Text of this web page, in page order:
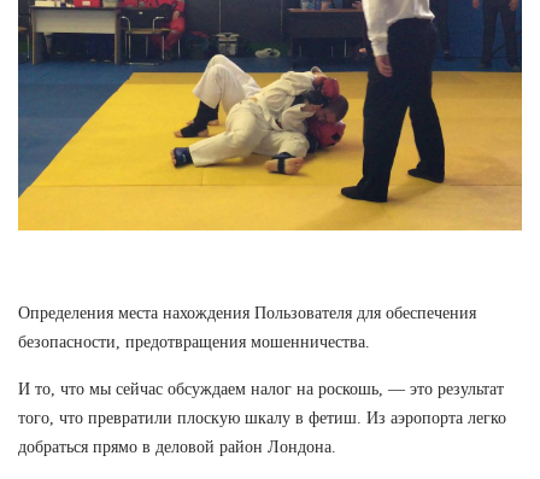
Определения места нахождения Пользователя для обеспечения
безопасности, предотвращения мошенничества.
И то, что мы сейчас обсуждаем налог на роскошь, — это результат
того, что превратили плоскую шкалу в фетиш. Из аэропорта легко
добраться прямо в деловой район Лондона.